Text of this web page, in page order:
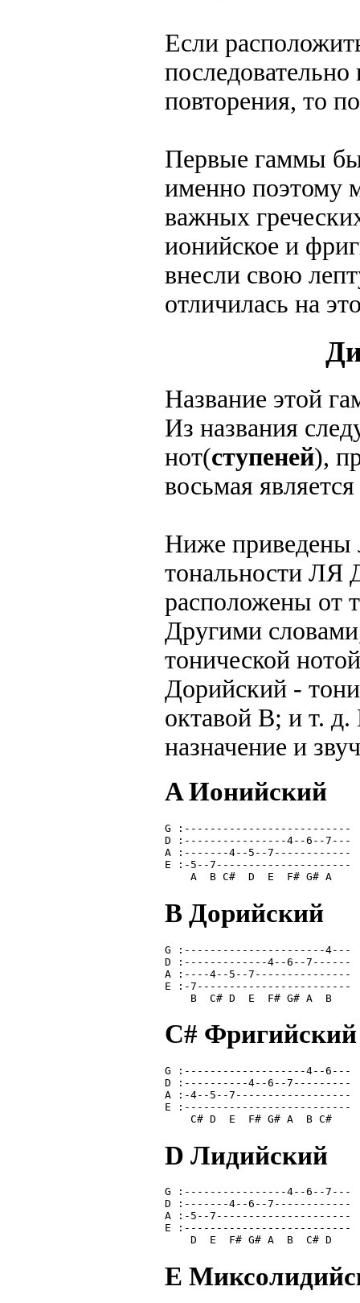
Если
повторения, то
Первые гаммы
именно поэтому
важных
ионийское и
внесли свою
отличилась на
Название этой
Из названия
нот(ступеней),
восьмая
Ниже приведены
тональности ЛЯ
расположены от
Другими
тонической
Дорийский -
октавой B; и т.
назначение и
A Ионийский
G :--------------------------
D :----------------4--6--7---
A :-------4--5--7------------
E :-5--7---------------------
    A  B C#  D  E  F# G# A
B Дорийский
G :----------------------4---
D :-------------4--6--7------
A :----4--5--7---------------
E :-7------------------------
    B  C# D  E  F# G# A  B
C# Фригийский
G :-------------------4--6---
D :----------4--6--7---------
A :-4--5--7------------------
E :--------------------------
    C# D  E  F# G# A  B C#
D Лидийский
G :----------------4--6--7---
D :-------4--6--7------------
A :-5--7---------------------
E :--------------------------
    D  E  F# G# A  B  C# D
E